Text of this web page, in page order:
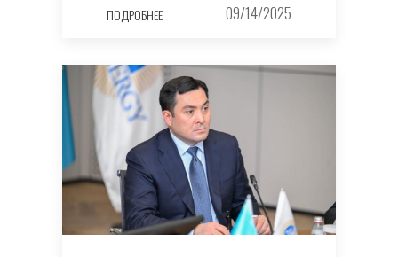
ПОДРОБНЕЕ 09/14/2025